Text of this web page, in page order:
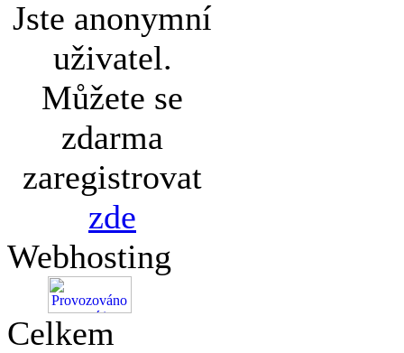
Jste anonymní
uživatel.
Můžete se
zdarma
zaregistrovat
zde
Webhosting
Celkem